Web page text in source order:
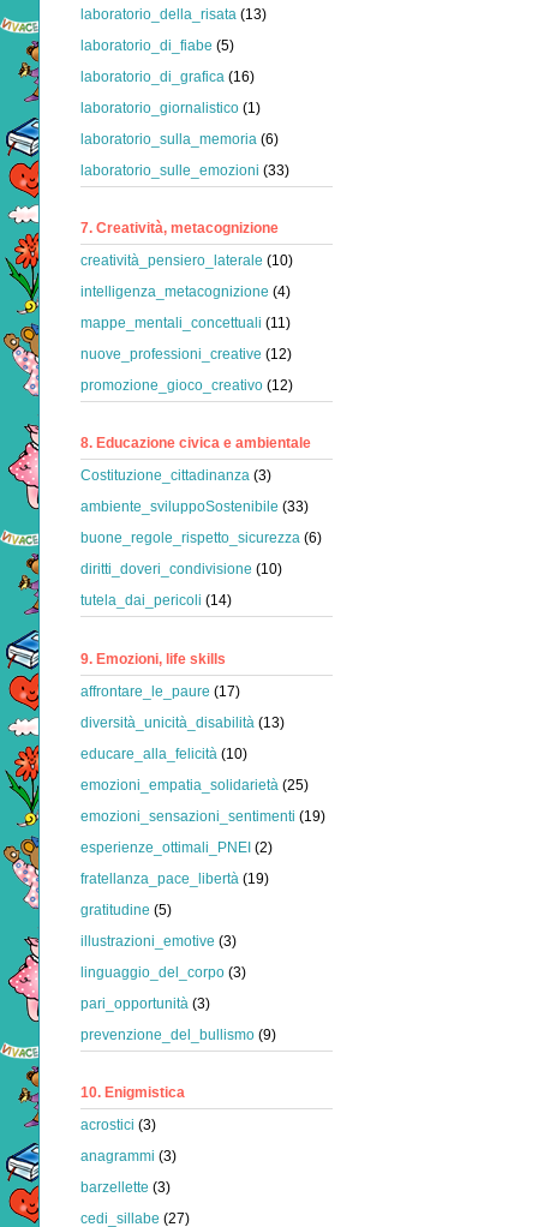
laboratorio_della_risata (13)
laboratorio_di_fiabe (5)
laboratorio_di_grafica (16)
laboratorio_giornalistico (1)
laboratorio_sulla_memoria (6)
laboratorio_sulle_emozioni (33)
7. Creatività, metacognizione
creatività_pensiero_laterale (10)
intelligenza_metacognizione (4)
mappe_mentali_concettuali (11)
nuove_professioni_creative (12)
promozione_gioco_creativo (12)
8. Educazione civica e ambientale
Costituzione_cittadinanza (3)
ambiente_sviluppoSostenibile (33)
buone_regole_rispetto_sicurezza (6)
diritti_doveri_condivisione (10)
tutela_dai_pericoli (14)
9. Emozioni, life skills
affrontare_le_paure (17)
diversità_unicità_disabilità (13)
educare_alla_felicità (10)
emozioni_empatia_solidarietà (25)
emozioni_sensazioni_sentimenti (19)
esperienze_ottimali_PNEI (2)
fratellanza_pace_libertà (19)
gratitudine (5)
illustrazioni_emotive (3)
linguaggio_del_corpo (3)
pari_opportunità (3)
prevenzione_del_bullismo (9)
10. Enigmistica
acrostici (3)
anagrammi (3)
barzellette (3)
cedi_sillabe (27)